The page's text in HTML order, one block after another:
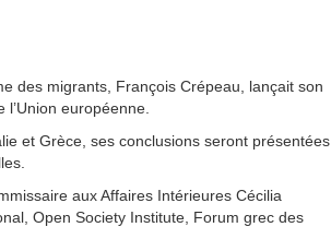
des migrants, François Crépeau, lançait son
européenne.
et Grèce, ses conclusions seront présentées
aux Affaires Intérieures Cécilia
Open Society Institute, Forum grec des